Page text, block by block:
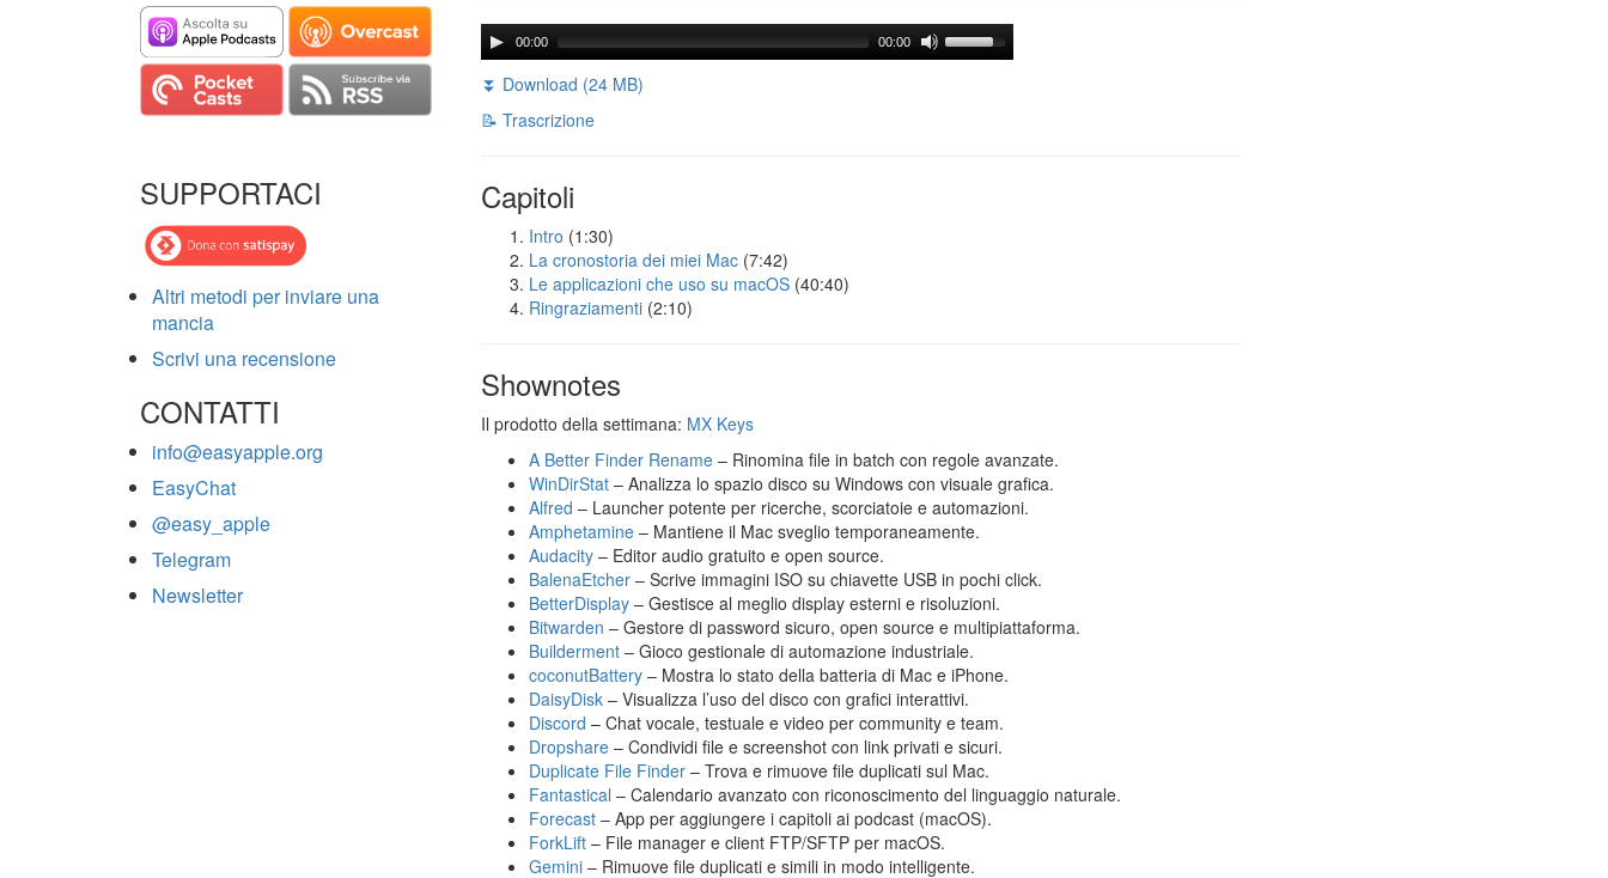
SUPPORTACI
Altri metodi per inviare una
mancia
Scrivi una recensione
CONTATTI
info@easyapple.org
EasyChat
@easy_apple
Telegram
Newsletter
00:00 00:00
⏬ Download (24 MB)
📝 Trascrizione
Capitoli
Intro (1:30)
La cronostoria dei miei Mac (7:42)
Le applicazioni che uso su macOS (40:40)
Ringraziamenti (2:10)
Shownotes
Il prodotto della settimana: MX Keys
A Better Finder Rename – Rinomina file in batch con regole avanzate.
WinDirStat – Analizza lo spazio disco su Windows con visuale grafica.
Alfred – Launcher potente per ricerche, scorciatoie e automazioni.
Amphetamine – Mantiene il Mac sveglio temporaneamente.
Audacity – Editor audio gratuito e open source.
BalenaEtcher – Scrive immagini ISO su chiavette USB in pochi click.
BetterDisplay – Gestisce al meglio display esterni e risoluzioni.
Bitwarden – Gestore di password sicuro, open source e multipiattaforma.
Builderment – Gioco gestionale di automazione industriale.
coconutBattery – Mostra lo stato della batteria di Mac e iPhone.
DaisyDisk – Visualizza l’uso del disco con grafici interattivi.
Discord – Chat vocale, testuale e video per community e team.
Dropshare – Condividi file e screenshot con link privati e sicuri.
Duplicate File Finder – Trova e rimuove file duplicati sul Mac.
Fantastical – Calendario avanzato con riconoscimento del linguaggio naturale.
Forecast – App per aggiungere i capitoli ai podcast (macOS).
ForkLift – File manager e client FTP/SFTP per macOS.
Gemini – Rimuove file duplicati e simili in modo intelligente.